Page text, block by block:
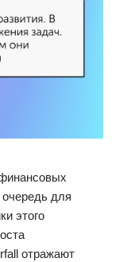
для
этого
отражают